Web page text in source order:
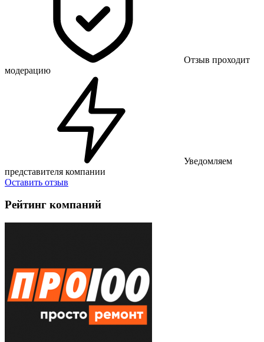
Отзыв проходит
модерацию
Уведомляем
представителя компании
Оставить отзыв
Рейтинг компаний